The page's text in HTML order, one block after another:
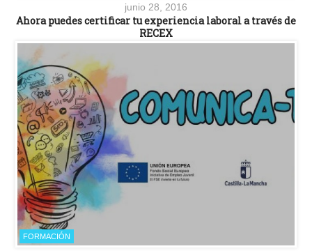
junio 28, 2016
Ahora puedes certificar tu experiencia laboral a través de
RECEX
FORMACIÓN